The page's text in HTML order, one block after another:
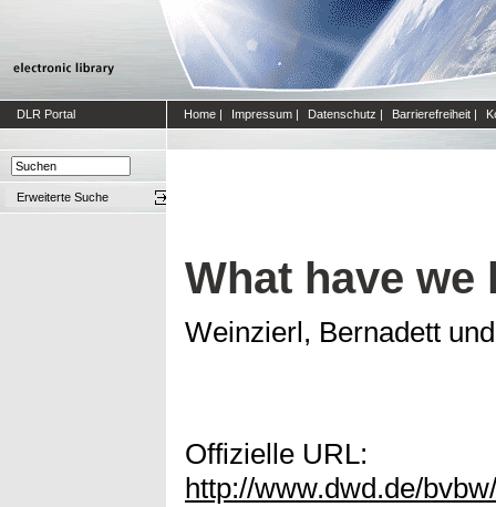
DLR Portal Home | Impressum | Datenschutz | Barrierefreiheit |
Erweiterte Suche
What have we
Weinzierl, Bernadett
Offizielle URL:
http://www.dwd.de/